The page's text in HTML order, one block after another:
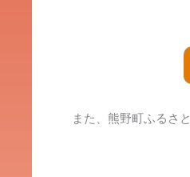
また、熊野町ふるさ